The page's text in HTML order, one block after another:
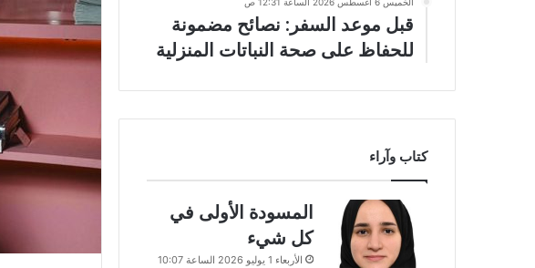
قبل موعد السفر: نصائح مضمونة
للحفاظ على صحة النباتات المنزلية
كتاب وآراء
المسودة الأولى في
كل شيء
الأربعاء 1 يوليو 2026 الساعة 10:07